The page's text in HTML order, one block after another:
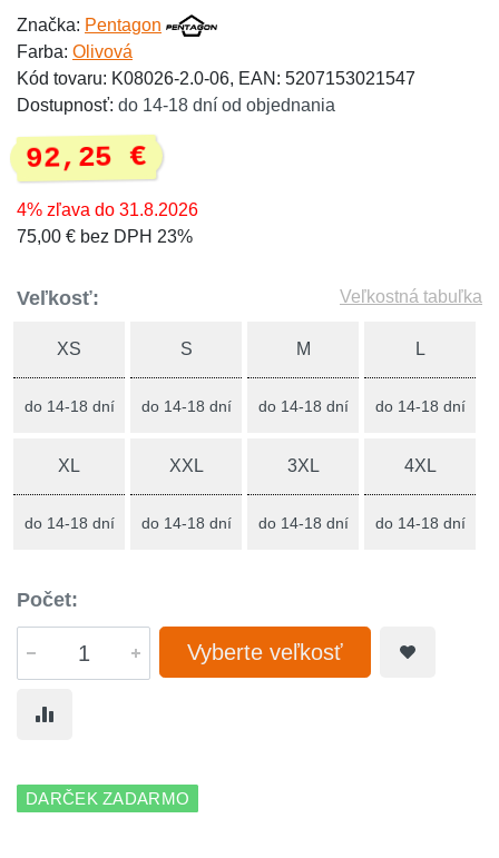
Značka: Pentagon
Farba: Olivová
Kód tovaru: K08026-2.0-06, EAN: 5207153021547
Dostupnosť: do 14-18 dní od objednania
92,25 €
4% zľava do 31.8.2026
75,00 € bez DPH 23%
Veľkosť: Veľkostná tabuľka
XS
do 14-18 dní
S
do 14-18 dní
M
do 14-18 dní
L
do 14-18 dní
XL
do 14-18 dní
XXL
do 14-18 dní
3XL
do 14-18 dní
4XL
do 14-18 dní
Počet:
Vyberte veľkosť
DARČEK ZADARMO